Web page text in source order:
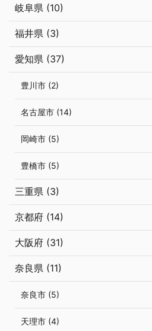
岐阜県 (10)
福井県 (3)
愛知県 (37)
豊川市 (2)
名古屋市 (14)
岡崎市 (5)
豊橋市 (5)
三重県 (3)
京都府 (14)
大阪府 (31)
奈良県 (11)
奈良市 (5)
天理市 (4)